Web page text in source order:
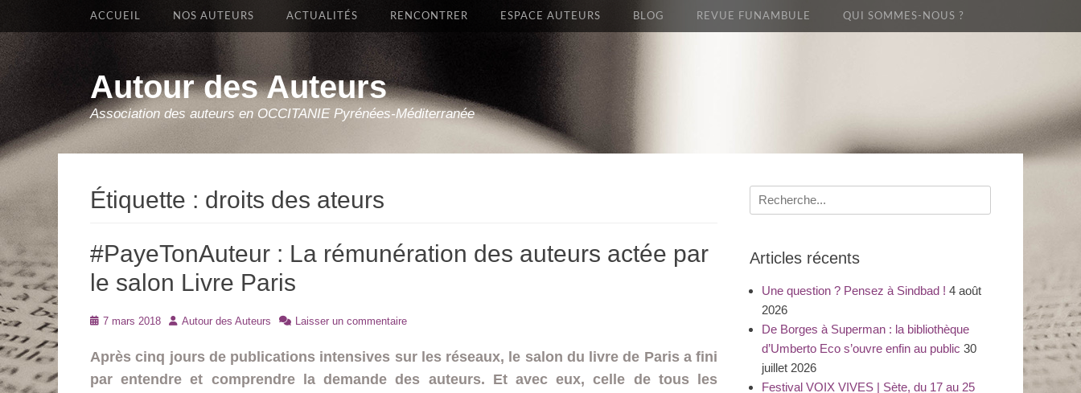
Autour des Auteurs
Association des auteurs en OCCITANIE Pyrénées-Méditerranée
Premier Menu
Aller
ACCUEIL NOS AUTEURS ACTUALITÉS RENCONTRER ESPACE AUTEURS BLOG REVUE FUNAMBULE QUI SOMMES-NOUS ?
Étiquette : droits des ateurs
#PayeTonAuteur : La rémunération des auteurs actée par
le salon Livre Paris
Posté7 mars 2018 Auteur
Autour des Auteurs Laisser un commentaire
Après cinq jours de publications intensives sur les réseaux, le salon du livre de Paris a fini
par entendre et comprendre la demande des auteurs. Et avec eux, celle de tous les
Recherche
pour
Articles récents
Une question ? Pensez à Sindbad ! 4 août
2026
De Borges à Superman : la bibliothèque
d’Umberto Eco s’ouvre enfin au public 30
juillet 2026
Festival VOIX VIVES | Sète, du 17 au 25